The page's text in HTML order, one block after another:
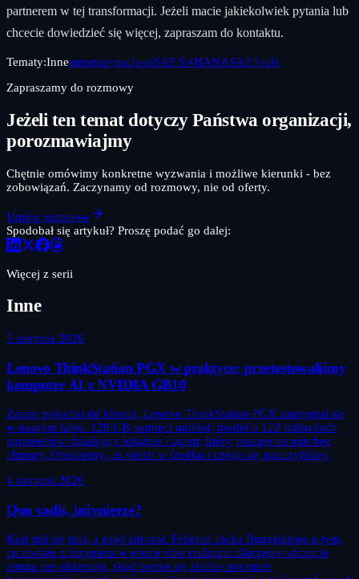
partnerem w tej transformacji. Jeżeli macie jakiekolwiek pytania lub
chcecie dowiedzieć się więcej, zapraszam do kontaktu.
Tematy:Inneautomatyzacja-aiSAP S/4HANASAP Joule
Zapraszamy do rozmowy
Jeżeli ten temat dotyczy Państwa organizacji,
porozmawiajmy
Chętnie omówimy konkretne wyzwania i możliwe kierunki - bez
zobowiązań. Zaczynamy od rozmowy, nie od oferty.
Umów rozmowę
Spodobał się artykuł? Proszę podać go dalej:
Więcej z serii
Inne
5 sierpnia 2026
Lenovo ThinkStation PGX w praktyce: przetestowaliśmy
komputer AI z NVIDIA GB10
Zanim pojechał do klienta, Lenovo ThinkStation PGX zatrzymał się
w naszym labie. 128 GB pamięci unified, model o 120 miliardach
parametrów działający lokalnie i agent, który pracuje na nim bez
chmury. Opisujemy, co siedzi w środku i czego się nauczyliśmy.
4 sierpnia 2026
Quo vadis, inżynierze?
Kod stał się tani, a osąd zdrożał. Felieton Jacka Bugajskiego o tym,
co zostało z inżyniera w epoce vibe codingu: dlaczego odczucie
tempa nas okłamuje, skąd bierze się złudne poczucie